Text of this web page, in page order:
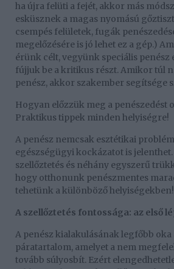
ha újra felüti a fejét, akkor más
esküsznek a magas nyomású
csempés felületek, fugák
megelőzésére is jó lehet ez a gép.)
érünk célt, vegyünk speciális penész
fújjuk be a kritikus részt. Amikor túl
penész, akkor szakember segítsége
Hogyan előzzük meg a penészedést
Praktikus tippek minden helyiségre!
A penész nemcsak esztétikai
egészségügyi kockázatot is
szellőztetés és néhány egyszerű
hogy otthonunk penészmentes
tehetünk a különböző helyiségekben!
A szellőztetés fontossága: az első
A penész kialakulásának legfőbb oka
páratartalom, amelyet a nem
tovább súlyosbít. Ezért